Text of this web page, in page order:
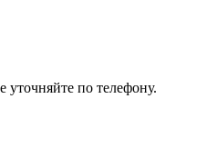
уточняйте по телефону.